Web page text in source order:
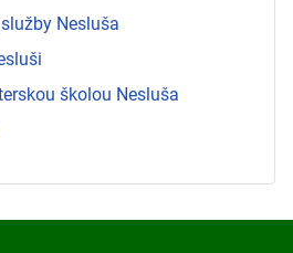
Nesluša
školou Nesluša